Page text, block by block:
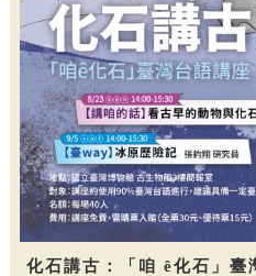
化石講古：「咱 ê化石」臺